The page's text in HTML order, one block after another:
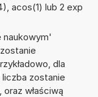
acos(1) lub 2 exp
naukowym'
dla
liczba zostanie
oraz właściwą